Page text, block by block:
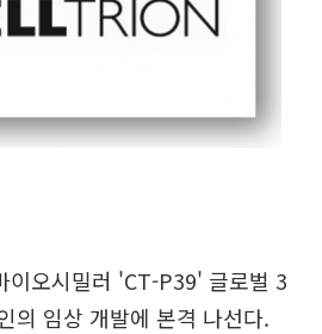
이오시밀러 'CT-P39' 글로벌 3
의 임상 개발에 본격 나선다.